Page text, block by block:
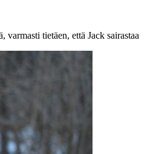
tietäen, että Jack sairastaa